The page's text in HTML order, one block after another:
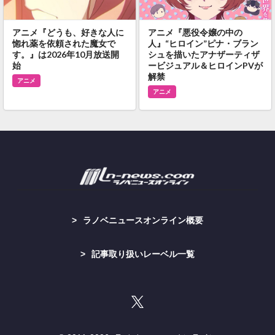
アニメ『どうも、好きな人に
惚れ薬を依頼された魔女で
す。』は2026年10月放送開
始
アニメ
アニメ『悪役令嬢の中の
人』“ヒロイン”ピナ・ブラン
シュを描いたアナザーティザ
ービジュアル＆ヒロインPVが
解禁
アニメ
ラノベニュースオンライン概要
記事取り扱いレーベル一覧